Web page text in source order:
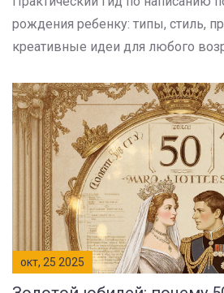
рождения ребенку: типы, стиль,
креативные идеи для любого
окт, 25 2025